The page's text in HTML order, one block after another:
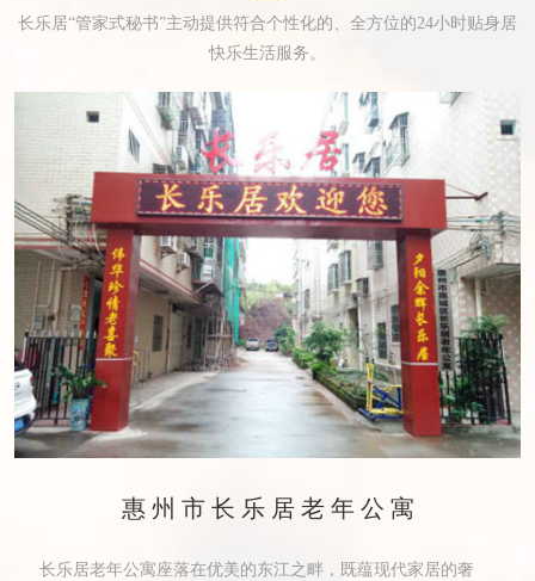
长乐居“管家式秘书”主动提供符合个性化的、全方位的24小时贴身居
快乐生活服务。
惠州市长乐居老年公寓
长乐居老年公寓座落在优美的东江之畔，既蕴现代家居的奢